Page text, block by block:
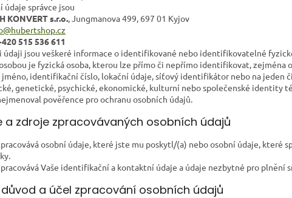
údaje správce jsou
KONVERT s.r.o., Jungmanova 499, 697 01 Kyjov
515 536 611
údaji jsou veškeré informace o identifikované nebo identifikovatelné
je fyzická osoba, kterou lze přímo či nepřímo identifikovat, zejména
jméno, identifikační číslo, lokační údaje, síťový identifikátor nebo na jeden
genetické, psychické, ekonomické, kulturní nebo společenské identity
pověřence pro ochranu osobních údajů.
a zdroje zpracovávaných osobních údajů
osobní údaje, které jste mu poskytl/(a) nebo osobní údaje, které
Vaše identifikační a kontaktní údaje a údaje nezbytné pro plnění
důvod a účel zpracování osobních údajů